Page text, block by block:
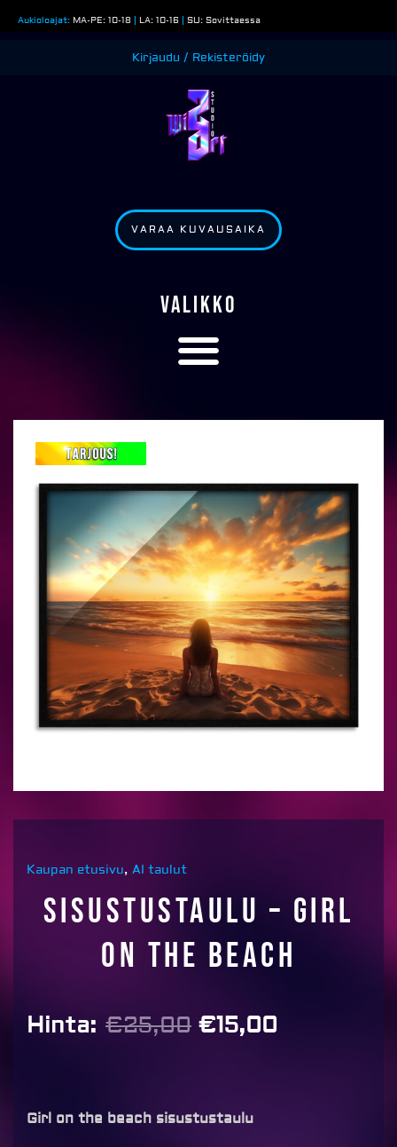
sisältöön
Aukioloajat: MA-PE: 10-18 | LA: 10-16 | SU: Sovittaessa
Kirjaudu / Rekisteröidy
VARAA KUVAUSAIKA
VALIKKO
Kaupan etusivu, AI taulut
Sisustustaulu – Girl
on the beach
Hinta: €25,00 Alkuperäinen
€15,00
Girl on the beach sisustustaulu